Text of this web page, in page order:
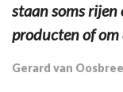
staan soms
producten of om
Gerard van Oosbree